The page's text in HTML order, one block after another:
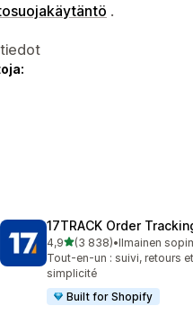
.
17TRACK Order
4,9/ 5 tähteä
(3 838)
3838 arvostelua yhteensä
•Ilmainen
Tout-en-un : suivi, retours
simplicité
Built for Shopify